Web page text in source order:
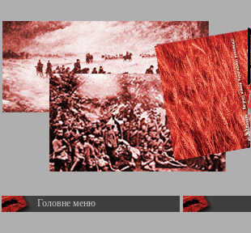
Головне меню